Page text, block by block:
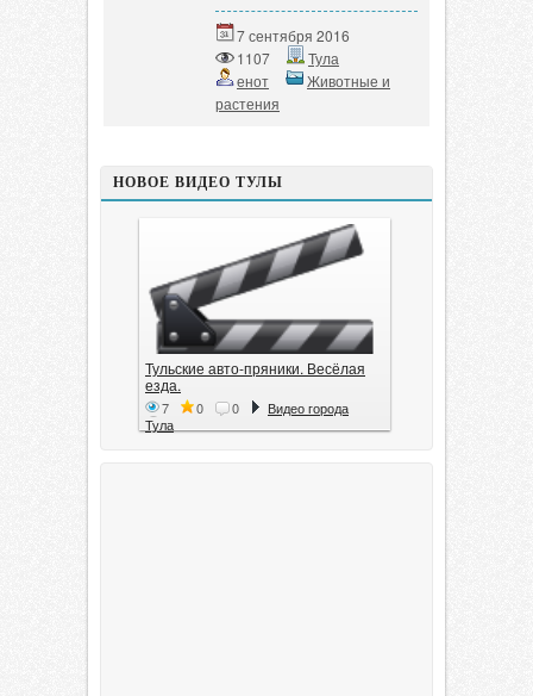
7 сентября 2016
1107
Тула
енот
Животные и
растения
НОВОЕ ВИДЕО ТУЛЫ
Тульские авто-пряники. Весёлая
езда.
7 0 0
Видео города
Тула